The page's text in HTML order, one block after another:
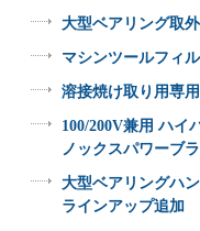
大型ベアリング取
マシンツールフィ
溶接焼け取り用専
100/200V兼用 ハイ
ノックスパワーブ
大型ベアリングハ
ラインアップ追加